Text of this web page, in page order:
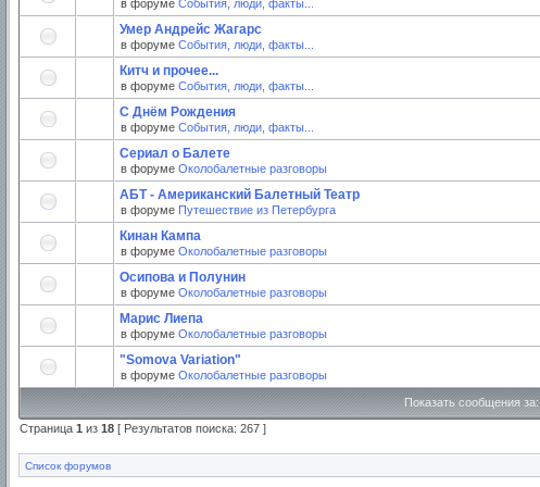
в форуме События, люди, факты...
Умер Андрейс Жагарс
в форуме События, люди, факты...
Китч и прочее...
в форуме События, люди, факты...
С Днём Рождения
в форуме События, люди, факты...
Сериал о Балете
в форуме Околобалетные разговоры
АБТ - Американский Балетный Театр
в форуме Путешествие из Петербурга
Кинан Кампа
в форуме Околобалетные разговоры
Осипова и Полунин
в форуме Околобалетные разговоры
Марис Лиепа
в форуме Околобалетные разговоры
"Somova Variation"
в форуме Околобалетные разговоры
Показать сообщения за:
Страница 1 из 18 [ Результатов поиска: 267 ]
Список форумов